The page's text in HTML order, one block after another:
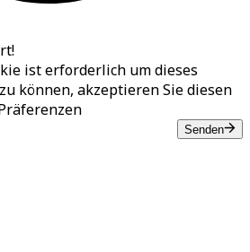
ist erforderlich um dieses
können, akzeptieren Sie diesen
Senden